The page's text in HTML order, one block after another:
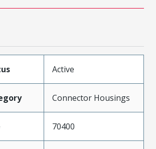
Active
Connector Housings
70400